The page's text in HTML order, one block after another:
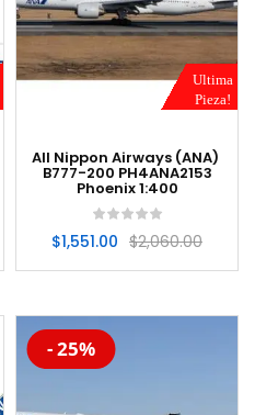
Ultima
Pieza!
All Nippon Airways (ANA)
B777-200 PH4ANA2153
Phoenix 1:400
$2,060.00
$1,551.00
-20%
- 25%